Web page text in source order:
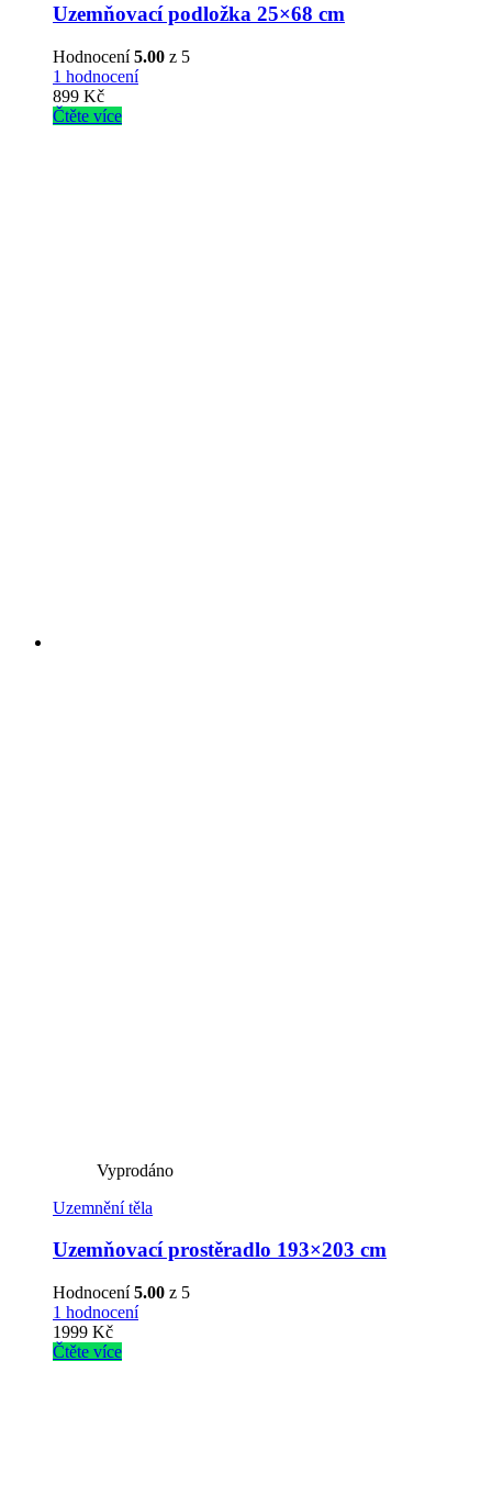
Uzemňovací podložka 25×68 cm
Hodnocení5.00 z 5
1 hodnocení
899 Kč
Čtěte více
Vyprodáno
Uzemnění těla
Uzemňovací prostěradlo 193×203 cm
Hodnocení5.00 z 5
1 hodnocení
1999 Kč
Čtěte více